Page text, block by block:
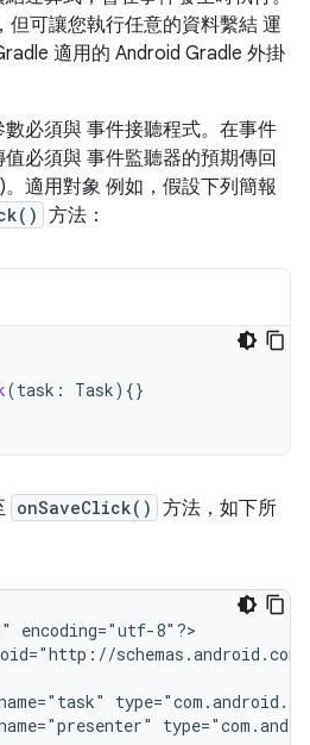
但可讓您執行任意的資料繫結 運
適用的 Android Gradle 外掛
必須與 事件接聽程式。在事件
必須與 事件監聽器的預期傳回
)。適用對象 例如，假設下列簡報
方法：
(task : Task){}
onSaveClick() 方法，如下所
encoding="utf-8"?>